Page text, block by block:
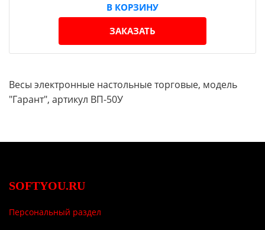
В КОРЗИНУ
ЗАКАЗАТЬ
Весы электронные настольные торговые, модель
"Гарант", артикул ВП-50У
SOFTYOU.RU
Персональный раздел